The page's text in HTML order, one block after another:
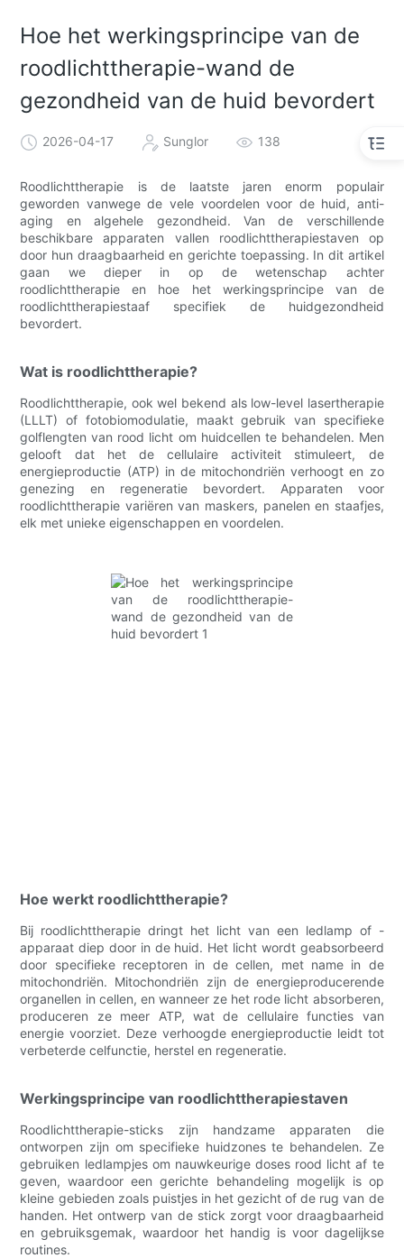
Hoe het werkingsprincipe van de
roodlichttherapie-wand de
gezondheid van de huid bevordert
2026-04-17 Sunglor 138
Roodlichttherapie is de laatste jaren enorm populair
geworden vanwege de vele voordelen voor de huid, anti-
aging en algehele gezondheid. Van de verschillende
beschikbare apparaten vallen roodlichttherapiestaven op
door hun draagbaarheid en gerichte toepassing. In dit artikel
gaan we dieper in op de wetenschap achter
roodlichttherapie en hoe het werkingsprincipe van de
roodlichttherapiestaaf specifiek de huidgezondheid
bevordert.
Wat is roodlichttherapie?
Roodlichttherapie, ook wel bekend als low-level lasertherapie
(LLLT) of fotobiomodulatie, maakt gebruik van specifieke
golflengten van rood licht om huidcellen te behandelen. Men
gelooft dat het de cellulaire activiteit stimuleert, de
energieproductie (ATP) in de mitochondriën verhoogt en zo
genezing en regeneratie bevordert. Apparaten voor
roodlichttherapie variëren van maskers, panelen en staafjes,
elk met unieke eigenschappen en voordelen.
Hoe werkt roodlichttherapie?
Bij roodlichttherapie dringt het licht van een ledlamp of -
apparaat diep door in de huid. Het licht wordt geabsorbeerd
door specifieke receptoren in de cellen, met name in de
mitochondriën. Mitochondriën zijn de energieproducerende
organellen in cellen, en wanneer ze het rode licht absorberen,
produceren ze meer ATP, wat de cellulaire functies van
energie voorziet. Deze verhoogde energieproductie leidt tot
verbeterde celfunctie, herstel en regeneratie.
Werkingsprincipe van roodlichttherapiestaven
Roodlichttherapie-sticks zijn handzame apparaten die
ontworpen zijn om specifieke huidzones te behandelen. Ze
gebruiken ledlampjes om nauwkeurige doses rood licht af te
geven, waardoor een gerichte behandeling mogelijk is op
kleine gebieden zoals puistjes in het gezicht of de rug van de
handen. Het ontwerp van de stick zorgt voor draagbaarheid
en gebruiksgemak, waardoor het handig is voor dagelijkse
routines.